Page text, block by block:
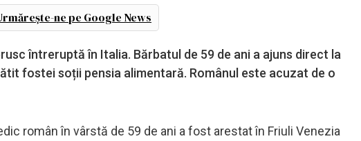
ne pe Google News
întreruptă în Italia. Bărbatul de 59 de ani a ajuns direct la
fostei soții pensia alimentară. Românul este acuzat de o
român în vârstă de 59 de ani a fost arestat în Friuli Venezia